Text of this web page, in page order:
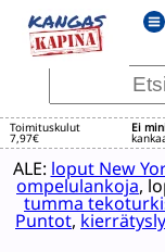
Toimituskulut
7,97€
Ei
ALE: loput New
ompelulankoja,
tumma
Puntot,